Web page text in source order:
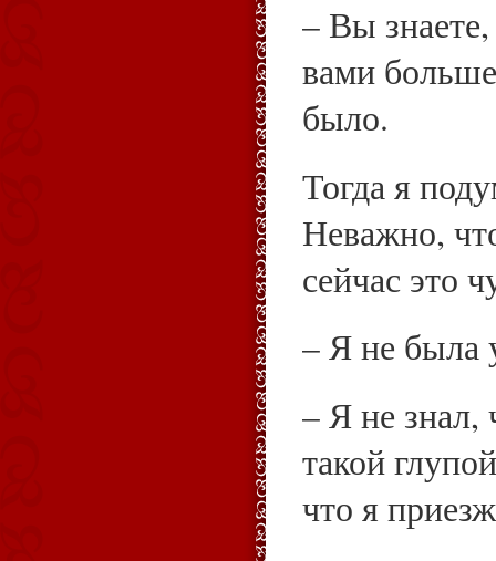
– Вы
вами
было.
Тогда я
Неважно,
сейчас это
– Я не была
– Я не знал,
такой
что я